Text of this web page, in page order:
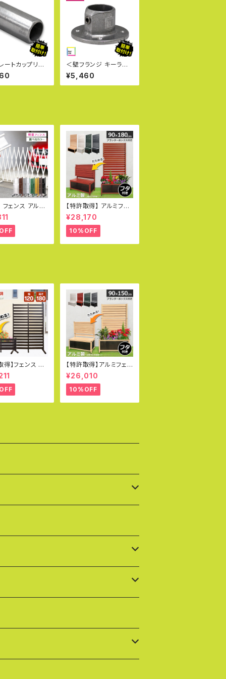
ートカップリン
イト Kee Lite
英国キークラ
キー・ライト
＜壁フランジ キーライト
Kee Lite L61-8＞英
国キークランプ社製 キ
ー・ライト 単管パイプジ
¥5,460
フェンス アルミ
3.0m 伸縮ゲ
アルミフェン
単 種類 支柱
アルマックス
土日出荷O
【特許取得】 アルミフェ
ンスプランター 90×18
0cm 木目調 目隠し プ
ランター オレフェンスプ
ランター おしゃれ ラテ
ィス OFP0918
¥28,170
10%OFF
得】フェンス パ
ョン 幅120×高
ガーデンフェ
アルミフェン
柱 門扉 フェ
たたみ式 オレ
【特許取得】アルミフェン
スプランター 90×150c
m 木目調 目隠し プラン
ター オレフェンスプラン
ター おしゃれ ラティス
OFP0915
¥26,010
10%OFF